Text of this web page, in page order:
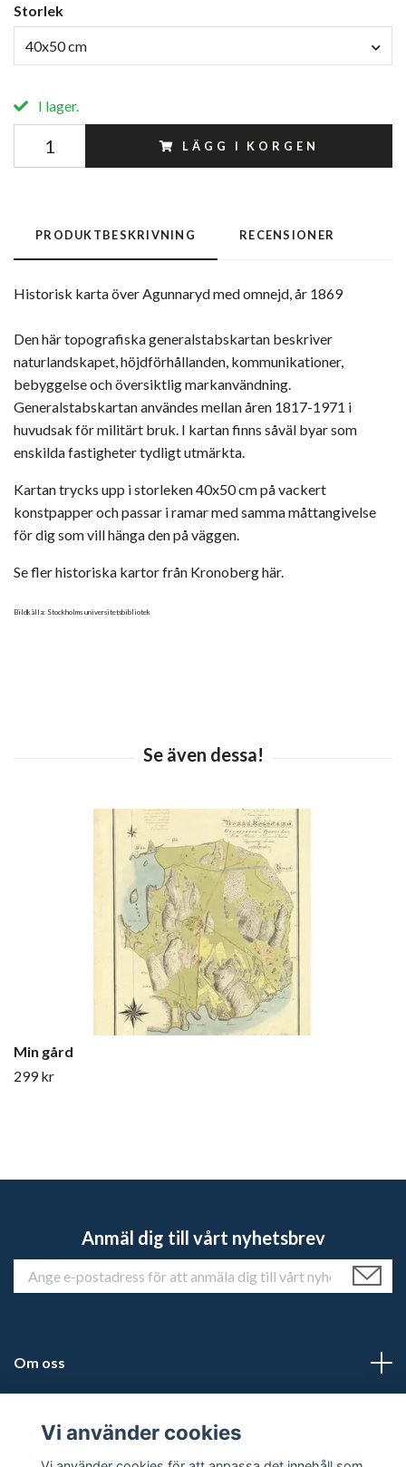
Storlek
40x50 cm
I lager.
LÄGG I KORGEN
PRODUKTBESKRIVNING RECENSIONER
Historisk karta över Agunnaryd med omnejd, år 1869
Den här topografiska generalstabskartan beskriver
naturlandskapet, höjdförhållanden, kommunikationer,
bebyggelse och översiktlig markanvändning.
Generalstabskartan användes mellan åren 1817-1971 i
huvudsak för militärt bruk. I kartan finns såväl byar som
enskilda fastigheter tydligt utmärkta.
Kartan trycks upp i storleken 40x50 cm på vackert
konstpapper och passar i ramar med samma måttangivelse
för dig som vill hänga den på väggen.
Se fler historiska kartor från Kronoberg här.
Bildkälla: Stockholms universitetsbibliotek
Min gård
299 kr
Anmäl dig till vårt nyhetsbrev
Om oss
Vi använder cookies